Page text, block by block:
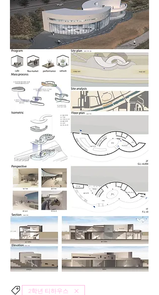
2학년 티하우스